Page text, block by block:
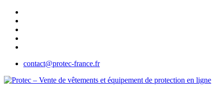
Skip
content
contact@protec-france.fr